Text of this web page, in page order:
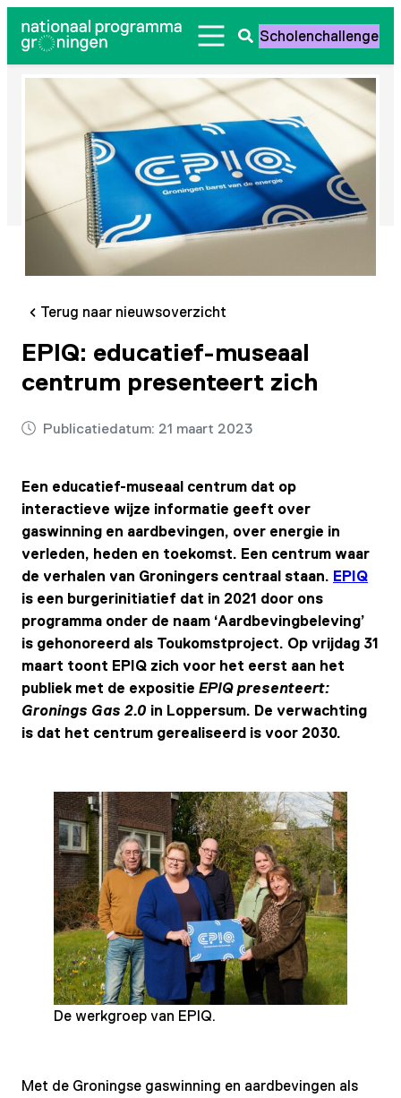
naar
de
inhoud
Zoeken
openen
Scholenchallenge
Terug naar nieuwsoverzicht
EPIQ: educatief-museaal
centrum presenteert zich
Publicatiedatum: 21 maart 2023
Een educatief-museaal centrum dat op
interactieve wijze informatie geeft over
gaswinning en aardbevingen, over energie in
verleden, heden en toekomst. Een centrum waar
de verhalen van Groningers centraal staan. EPIQ
is een burgerinitiatief dat in 2021 door ons
programma onder de naam ‘Aardbevingbeleving’
is gehonoreerd als Toukomstproject. Op vrijdag 31
maart toont EPIQ zich voor het eerst aan het
publiek met de expositie EPIQ presenteert:
Gronings Gas 2.0 in Loppersum. De verwachting
is dat het centrum gerealiseerd is voor 2030.
De werkgroep van EPIQ.
Met de Groningse gaswinning en aardbevingen als